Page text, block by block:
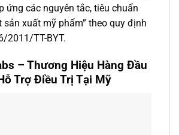
ứng các nguyên tắc, tiêu chuẩn
sản xuất mỹ phẩm” theo quy định
2011/TT-BYT.
– Thương Hiệu Hàng Đầu
Trợ Điều Trị Tại Mỹ